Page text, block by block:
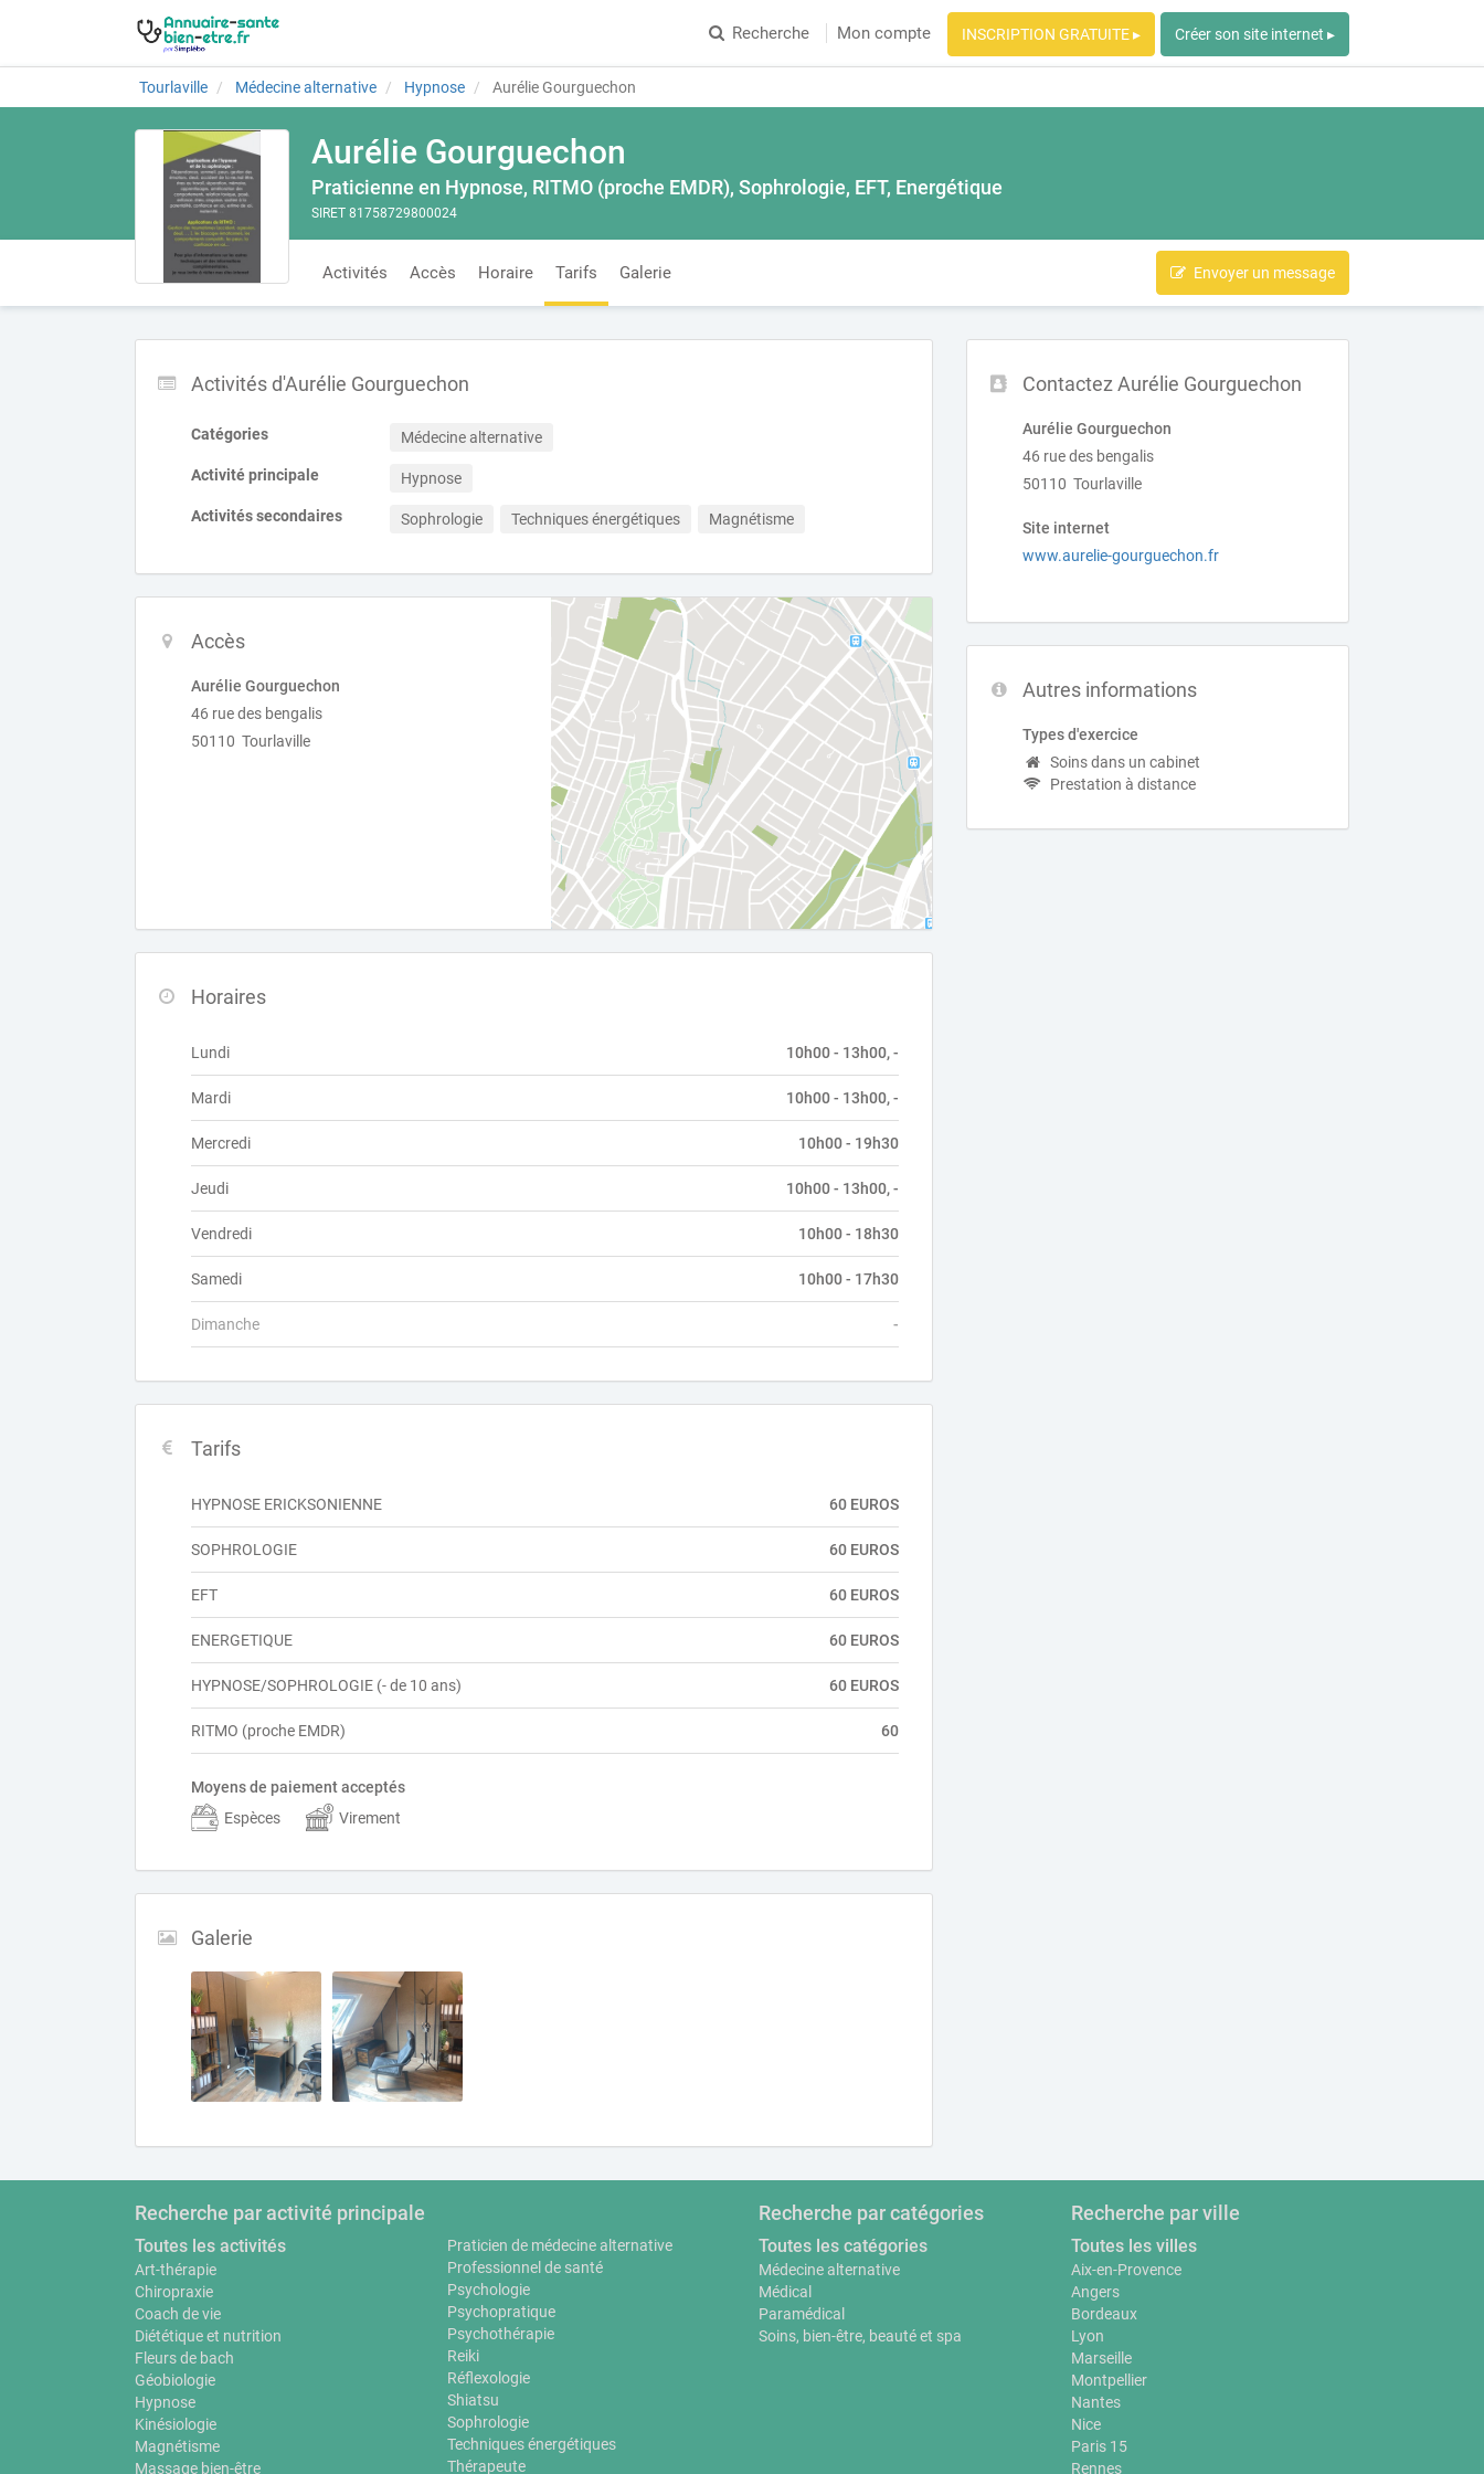
Recherche Mon compte INSCRIPTION GRATUITE ▸ Créer son site internet ▸
Tourlaville Médecine alternative Hypnose Aurélie Gourguechon
Aurélie Gourguechon
Praticienne en Hypnose, RITMO (proche EMDR), Sophrologie, EFT, Energétique
SIRET 81758729800024
Activités Accès Horaire Tarifs Galerie Envoyer un message
Contactez Aurélie Gourguechon
Aurélie Gourguechon
46 rue des bengalis
50110 Tourlaville
Site internet
www.aurelie-gourguechon.fr
Autres informations
Types d'exercice
Soins dans un cabinet
Prestation à distance
Activités d'Aurélie Gourguechon
Catégories Médecine alternative
Activité principale Hypnose
Activités secondaires Sophrologie Techniques énergétiques Magnétisme
Accès
Aurélie Gourguechon
46 rue des bengalis
50110 Tourlaville
Horaires
Lundi 10h00 - 13h00, -
Mardi 10h00 - 13h00, -
Mercredi 10h00 - 19h30
Jeudi 10h00 - 13h00, -
Vendredi 10h00 - 18h30
Samedi 10h00 - 17h30
Dimanche -
Tarifs
HYPNOSE ERICKSONIENNE 60 EUROS
SOPHROLOGIE 60 EUROS
EFT 60 EUROS
ENERGETIQUE 60 EUROS
HYPNOSE/SOPHROLOGIE (- de 10 ans) 60 EUROS
RITMO (proche EMDR) 60
Moyens de paiement acceptés
Espèces
Virement
Galerie
Recherche par activité principale
Toutes les activités
Art-thérapie
Chiropraxie
Coach de vie
Diététique et nutrition
Fleurs de bach
Géobiologie
Hypnose
Kinésiologie
Magnétisme
Massage bien-être
Praticien de médecine alternative
Professionnel de santé
Psychologie
Psychopratique
Psychothérapie
Reiki
Réflexologie
Shiatsu
Sophrologie
Techniques énergétiques
Thérapeute
Recherche par catégories
Toutes les catégories
Médecine alternative
Médical
Paramédical
Soins, bien-être, beauté et spa
Recherche par ville
Toutes les villes
Aix-en-Provence
Angers
Bordeaux
Lyon
Marseille
Montpellier
Nantes
Nice
Paris 15
Rennes